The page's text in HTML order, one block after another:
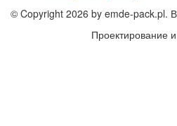
© Copyright 2026 by emde-pack.pl.
Проектирование